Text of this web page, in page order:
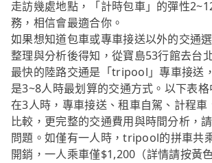
走訪幾處地點，「計時包車」的彈性
務，相信會最適合你。
如果想知道包車或專車接送以外的交通
整理與分析後得知，從寶島53行館去台
最快的陸路交通是「tripool」專車接送
是3~8人時最划算的交通方式。以下表
在3人時，專車接送、租車自駕、計程車
比較，更完整的交通費用與時間分析，
問題。如僅有一人時，tripool的拼車共
開銷，一人乘車僅$1,200（詳情請按黃